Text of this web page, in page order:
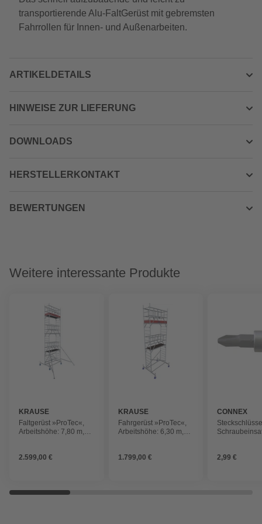
transportierende Alu-FaltGerüst mit gebremsten
Fahrrollen für Innen- und Außenarbeiten.
ARTIKELDETAILS
HINWEISE ZUR LIEFERUNG
DOWNLOADS
HERSTELLERKONTAKT
BEWERTUNGEN
Weitere interessante Produkte
KRAUSE
Faltgerüst »ProTec«,
Arbeitshöhe: 7,80 m,
2.599,00 €
KRAUSE
Fahrgerüst »ProTec«,
Arbeitshöhe: 6,30 m,
1.799,00 €
CONNEX
2,99 €